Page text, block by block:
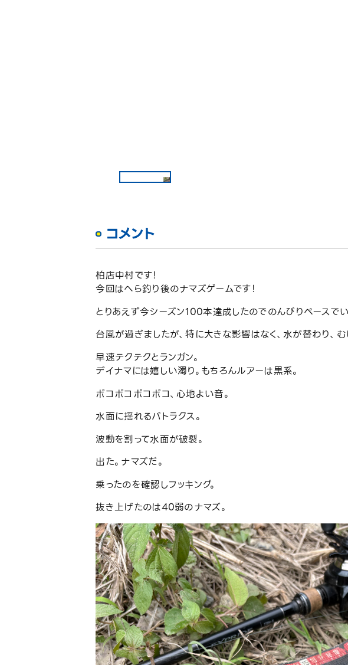
コメント
柏店中村です！
今回はへら釣り後のナマズゲームです！
とりあえず今シーズン100本達成したのでのんびりペースで
台風が過ぎましたが、特に大きな影響はなく、水が替わり、
早速テクテクとランガン。
デイナマには嬉しい濁り。もちろんルアーは黒系。
ポコポコポコポコ、心地よい音。
水面に揺れるバトラクス。
波動を割って水面が破裂。
出た。ナマズだ。
乗ったのを確認しフッキング。
抜き上げたのは40弱のナマズ。